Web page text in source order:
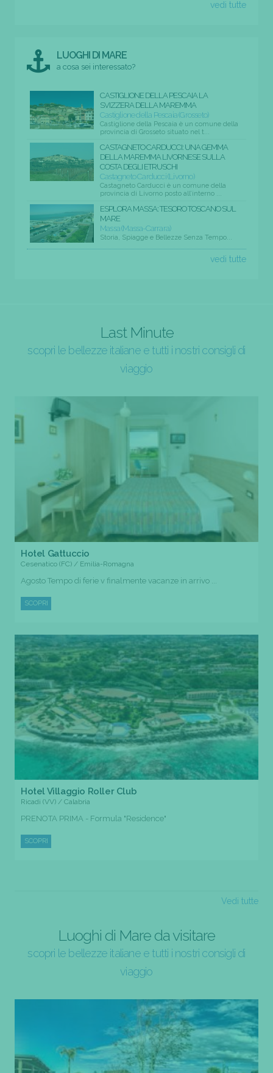
vedi tutte
LUOGHI DI MARE
a cosa sei interessato?
CASTIGLIONE DELLA PESCAIA LA
SVIZZERA DELLA MAREMMA
Castiglione della Pescaia (Grosseto)
Castiglione della Pescaia è un comune della
provincia di Grosseto situato nel t...
CASTAGNETO CARDUCCI: UNA GEMMA
DELLA MAREMMA LIVORNESE SULLA
COSTA DEGLI ETRUSCHI
Castagneto Carducci (Livorno)
Castagneto Carducci è un comune della
provincia di Livorno posto all’interno ...
ESPLORA MASSA: TESORO TOSCANO SUL
MARE
Massa (Massa-Carrara)
Storia, Spiagge e Bellezze Senza Tempo...
vedi tutte
Last Minute
scopri le bellezze italiane e tutti i nostri consigli di
viaggio
Hotel Gattuccio
Cesenatico (FC) / Emilia-Romagna
Agosto Tempo di ferie v finalmente vacanze in arrivo ...
SCOPRI
Hotel Villaggio Roller Club
Ricadi (VV) / Calabria
PRENOTA PRIMA - Formula "Residence"
SCOPRI
Vedi tutte
Luoghi di Mare da visitare
scopri le bellezze italiane e tutti i nostri consigli di
viaggio